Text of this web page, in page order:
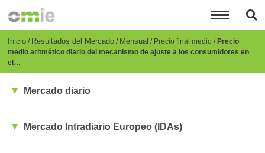
principal
Breadcrumb
Inicio Resultados del Mercado Mensual Precio final medio Precio
medio aritmético diario del mecanismo de ajuste a los consumidores en
el…
Mercado diario
Mercado Intradiario Europeo (IDAs)